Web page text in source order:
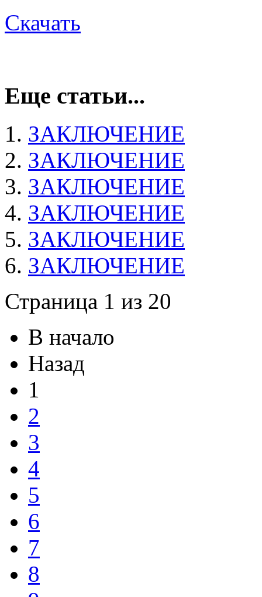
Скачать
Еще статьи...
ЗАКЛЮЧЕНИЕ
ЗАКЛЮЧЕНИЕ
ЗАКЛЮЧЕНИЕ
ЗАКЛЮЧЕНИЕ
ЗАКЛЮЧЕНИЕ
ЗАКЛЮЧЕНИЕ
Страница 1 из 20
В начало
Назад
1
2
3
4
5
6
7
8